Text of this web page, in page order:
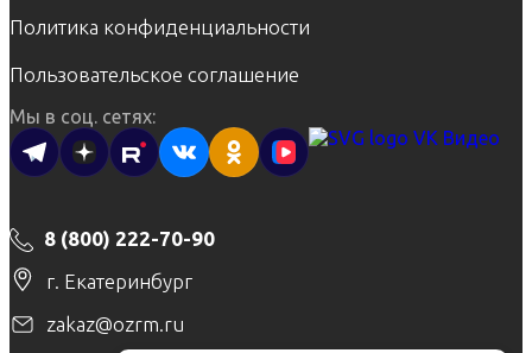
Мы в соц. сетях:
Политика конфиденциальности
Пользовательское соглашение
8 (800) 222-70-90
г. Екатеринбург
zakaz@ozrm.ru